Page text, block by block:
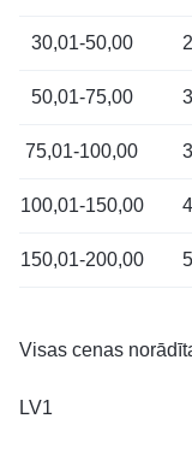
30,01-50,00
50,01-75,00
75,01-100,00
100,01-150,00
150,01-200,00
Visas cenas
LV1